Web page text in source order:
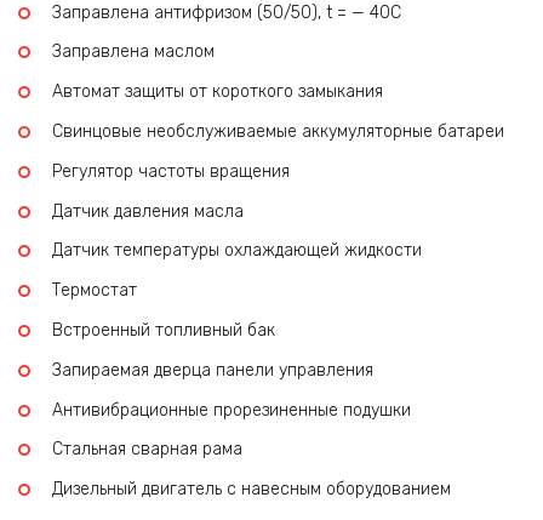
Заправлена антифризом (50/50), t = — 40C
Заправлена маслом
Автомат защиты от короткого замыкания
Свинцовые необслуживаемые аккумуляторные батареи
Регулятор частоты вращения
Датчик давления масла
Датчик температуры охлаждающей жидкости
Термостат
Встроенный топливный бак
Запираемая дверца панели управления
Антивибрационные прорезиненные подушки
Стальная сварная рама
Дизельный двигатель с навесным оборудованием